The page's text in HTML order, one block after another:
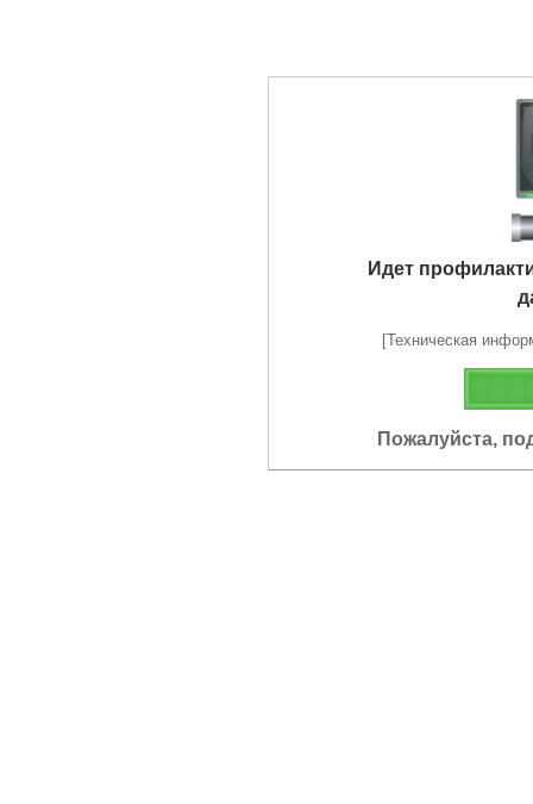
Идет
[Техническая
Пожалуйста,